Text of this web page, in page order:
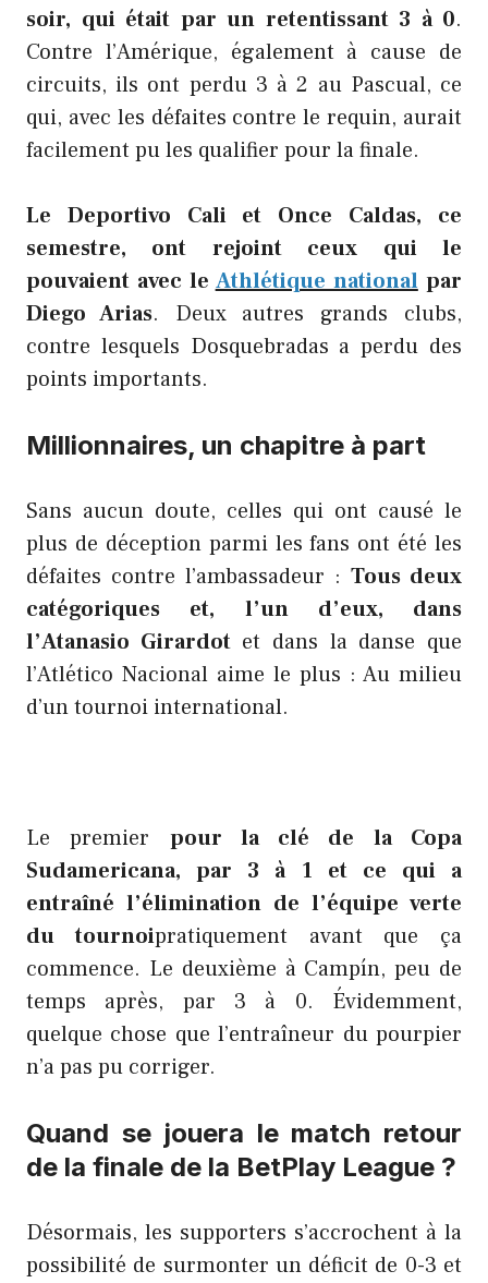
soir, qui était par un retentissant 3 à 0.
Contre l’Amérique, également à cause de
circuits, ils ont perdu 3 à 2 au Pascual, ce
qui, avec les défaites contre le requin, aurait
facilement pu les qualifier pour la finale.
Le Deportivo Cali et Once Caldas, ce
semestre, ont rejoint ceux qui le
pouvaient avec le Athlétique national par
Diego Arias. Deux autres grands clubs,
contre lesquels Dosquebradas a perdu des
points importants.
Millionnaires, un chapitre à part
Sans aucun doute, celles qui ont causé le
plus de déception parmi les fans ont été les
défaites contre l’ambassadeur : Tous deux
catégoriques et, l’un d’eux, dans
l’Atanasio Girardotet dans la danse que
l’Atlético Nacional aime le plus : Au milieu
d’un tournoi international.
Le premier pour la clé de la Copa
Sudamericana, par 3 à 1 et ce qui a
entraîné l’élimination de l’équipe verte
du tournoipratiquement avant que ça
commence. Le deuxième à Campín, peu de
temps après, par 3 à 0. Évidemment,
quelque chose que l’entraîneur du pourpier
n’a pas pu corriger.
Quand se jouera le match retour
de la finale de la BetPlay League ?
Désormais, les supporters s’accrochent à la
possibilité de surmonter un déficit de 0-3 et